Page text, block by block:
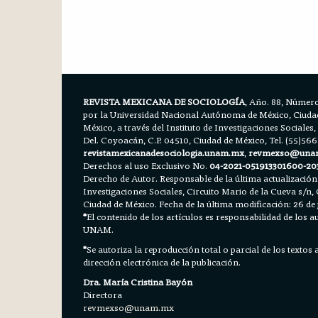
REVISTA MEXICANA DE SOCIOLOGÍA, Año. 88,
por la Universidad Nacional Autónoma de México,
México, a través del Instituto de Investigaciones
Del. Coyoacán, C.P. 04510, Ciudad de México, Tel.
revistamexicanadesociologia.unam.mx,
Derechos al uso Exclusivo No.04-2021-051913301600-
Derecho de Autor. Responsable de la última
Investigaciones Sociales, Circuito Mario de la Cueva s/
Ciudad de México. Fecha de la última modificación: 26
*El contenido de los artículos es responsabilidad de los
UNAM.
*Se autoriza la reproducción total o parcial de los textos
dirección electrónica de la publicación.
Dra. María Cristina Bayón
Directora
revmexso@unam.mx